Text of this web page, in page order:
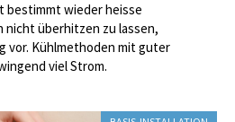
bestimmt wieder heisse
nicht überhitzen zu lassen,
vor. Kühlmethoden mit guter
viel Strom.